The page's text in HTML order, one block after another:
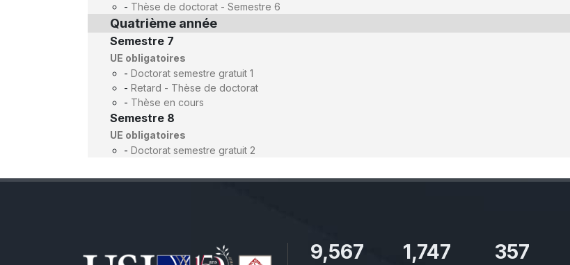
- Thèse de doctorat - Semestre 6
Quatrième année
Semestre 7
UE obligatoires
- Doctorat semestre gratuit 1
- Retard - Thèse de doctorat
- Thèse en cours
Semestre 8
UE obligatoires
- Doctorat semestre gratuit 2
11,727 2,142 437